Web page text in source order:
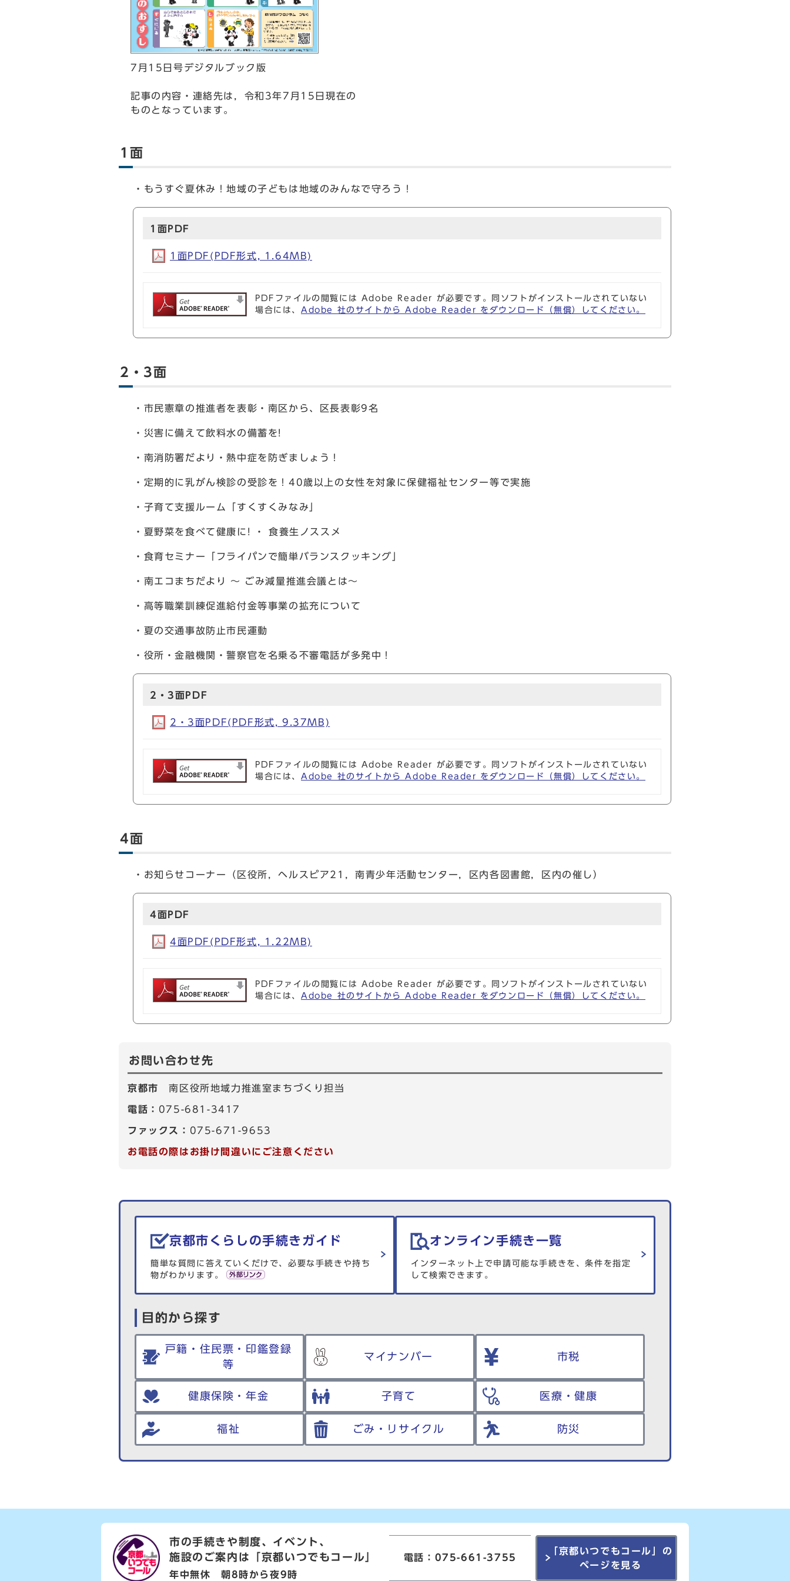
7月15日号デジタルブック版
記事の内容・連絡先は，令和3年7月15日現在の
ものとなっています。
1面
・もうすぐ夏休み！地域の子どもは地域のみんなで守ろう！
1面PDF
1面PDF(PDF形式, 1.64MB)
PDFファイルの閲覧には Adobe Reader が必要です。同ソフトがインストールされていない
場合には、 Adobe 社のサイトから Adobe Reader をダウンロード（無償）してください。
2・3面
・市民憲章の推進者を表彰・南区から、区長表彰9名
・災害に備えて飲料水の備蓄を!
・南消防署だより・熱中症を防ぎましょう！
・定期的に乳がん検診の受診を！40歳以上の女性を対象に保健福祉センター等で実施
・子育て支援ルーム「すくすくみなみ」
・夏野菜を食べて健康に! ・ 食養生ノススメ
・食育セミナー「フライパンで簡単バランスクッキング」
・南エコまちだより ～ ごみ減量推進会議とは～
・高等職業訓練促進給付金等事業の拡充について
・夏の交通事故防止市民運動
・役所・金融機関・警察官を名乗る不審電話が多発中！
2・3面PDF
2・3面PDF(PDF形式, 9.37MB)
PDFファイルの閲覧には Adobe Reader が必要です。同ソフトがインストールされていない
場合には、 Adobe 社のサイトから Adobe Reader をダウンロード（無償）してください。
4面
・お知らせコーナー（区役所，ヘルスピア21，南青少年活動センター，区内各図書館，区内の催し）
4面PDF
4面PDF(PDF形式, 1.22MB)
PDFファイルの閲覧には Adobe Reader が必要です。同ソフトがインストールされていない
場合には、 Adobe 社のサイトから Adobe Reader をダウンロード（無償）してください。
お問い合わせ先
京都市南区役所地域力推進室まちづくり担当
電話： 075-681-3417
ファックス： 075-671-9653
お電話の際はお掛け間違いにご注意ください
生活情報を探す
京都市くらしの手続きガイド
簡単な質問に答えていくだけで、必要な手続きや持ち
物がわかります。
オンライン手続き一覧
インターネット上で申請可能な手続きを、条件を指定
して検索できます。
目的から探す
戸籍・住民票・印鑑登録
等
マイナンバー 市税
健康保険・年金 子育て 医療・健康
福祉 ごみ・リサイクル 防災
市の手続きや制度、イベント、
施設のご案内は
「京都いつでもコール」
年中無休 朝8時から夜9時
電話：075-661-3755
「京都いつでもコール」の
ページを見る